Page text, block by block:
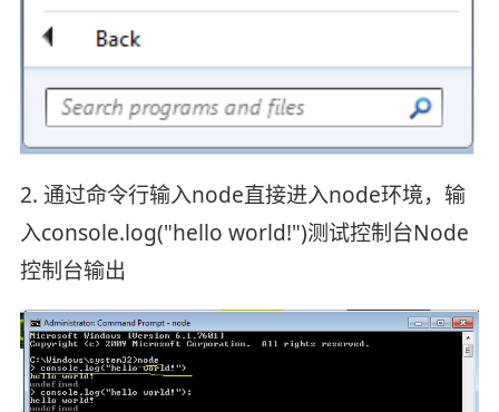
2. 通过命令行输入node直接进入node环境，输
入console.log("hello world!")测试控制台Node
控制台输出